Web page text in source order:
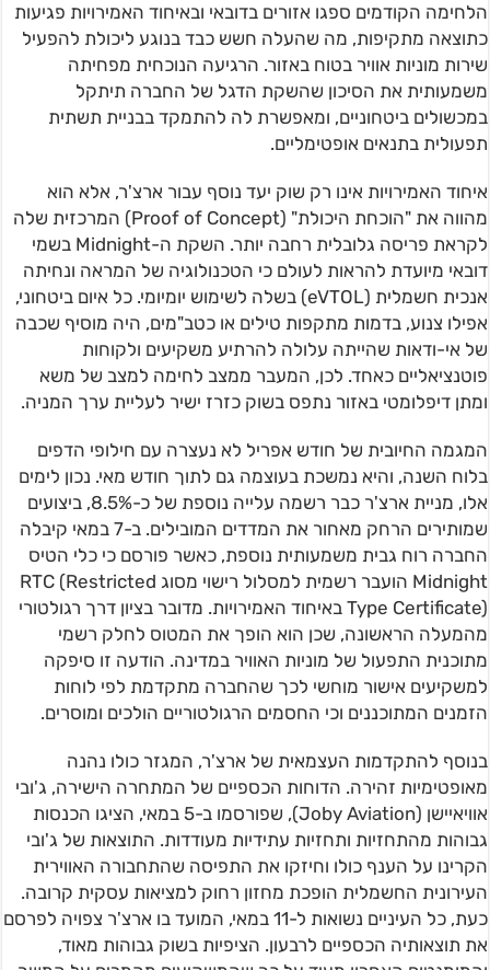
הלחימה הקודמים ספגו אזורים בדובאי ובאיחוד האמירויות פגיעות
כתוצאה מתקיפות, מה שהעלה חשש כבד בנוגע ליכולת להפעיל
שירות מוניות אוויר בטוח באזור. הרגיעה הנוכחית מפחיתה
משמעותית את הסיכון שהשקת הדגל של החברה תיתקל
במכשולים ביטחוניים, ומאפשרת לה להתמקד בבניית תשתית
תפעולית בתנאים אופטימליים.
איחוד האמירויות אינו רק שוק יעד נוסף עבור ארצ'ר, אלא הוא
מהווה את "הוכחת היכולת" (Proof of Concept) המרכזית שלה
לקראת פריסה גלובלית רחבה יותר. השקת ה-Midnight בשמי
דובאי מיועדת להראות לעולם כי הטכנולוגיה של המראה ונחיתה
אנכית חשמלית (eVTOL) בשלה לשימוש יומיומי. כל איום ביטחוני,
אפילו צנוע, בדמות מתקפות טילים או כטב"מים, היה מוסיף שכבה
של אי-ודאות שהייתה עלולה להרתיע משקיעים ולקוחות
פוטנציאליים כאחד. לכן, המעבר ממצב לחימה למצב של משא
ומתן דיפלומטי באזור נתפס בשוק כזרז ישיר לעליית ערך המניה.
המגמה החיובית של חודש אפריל לא נעצרה עם חילופי הדפים
בלוח השנה, והיא נמשכת בעוצמה גם לתוך חודש מאי. נכון לימים
אלו, מניית ארצ'ר כבר רשמה עלייה נוספת של כ-8.5%, ביצועים
שמותירים הרחק מאחור את המדדים המובילים. ב-7 במאי קיבלה
החברה רוח גבית משמעותית נוספת, כאשר פורסם כי כלי הטיס
Midnight הועבר רשמית למסלול רישוי מסוג RTC (Restricted
Type Certificate) באיחוד האמירויות. מדובר בציון דרך רגולטורי
מהמעלה הראשונה, שכן הוא הופך את המטוס לחלק רשמי
מתוכנית התפעול של מוניות האוויר במדינה. הודעה זו סיפקה
למשקיעים אישור מוחשי לכך שהחברה מתקדמת לפי לוחות
הזמנים המתוכננים וכי החסמים הרגולטוריים הולכים ומוסרים.
בנוסף להתקדמות העצמאית של ארצ'ר, המגזר כולו נהנה
מאופטימיות זהירה. הדוחות הכספיים של המתחרה הישירה, ג'ובי
אוויאיישן (Joby Aviation), שפורסמו ב-5 במאי, הציגו הכנסות
גבוהות מהתחזיות ותחזיות עתידיות מעודדות. התוצאות של ג'ובי
הקרינו על הענף כולו וחיזקו את התפיסה שהתחבורה האווירית
העירונית החשמלית הופכת מחזון רחוק למציאות עסקית קרובה.
כעת, כל העיניים נשואות ל-11 במאי, המועד בו ארצ'ר צפויה לפרסם
את תוצאותיה הכספיים לרבעון. הציפיות בשוק גבוהות מאוד,